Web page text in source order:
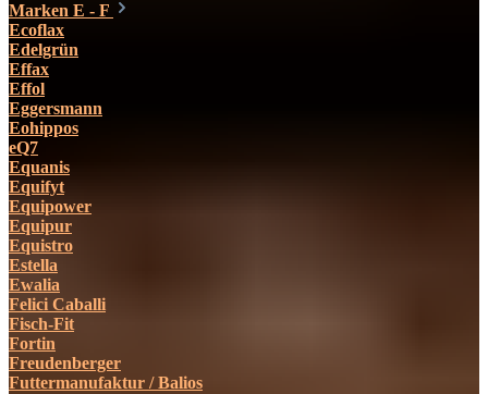
Marken E - F
Ecoflax
Edelgrün
Effax
Effol
Eggersmann
Eohippos
eQ7
Equanis
Equifyt
Equipower
Equipur
Equistro
Estella
Ewalia
Felici Caballi
Fisch-Fit
Fortin
Freudenberger
Futtermanufaktur / Balios